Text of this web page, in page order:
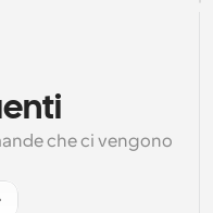
che ci vengono